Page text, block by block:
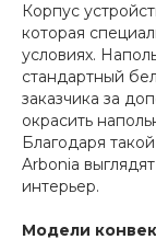
Корпус
которая
условиях.
стандартный
заказчика за
окрасить
Благодаря
Arbonia
интерьер.
Модели